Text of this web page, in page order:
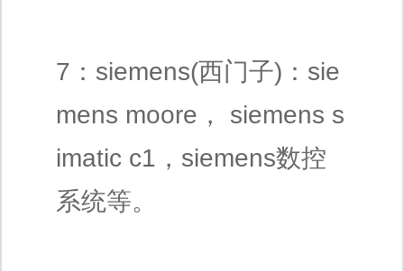
7：siemens(西门子)：sie
mens moore， siemens s
imatic c1，siemens数控
系统等。